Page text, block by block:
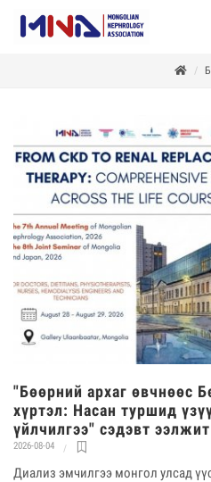
"Бөөрний архаг өвчнөөс
хүртэл: Насан туршид
үйлчилгээ" сэдэвт
2026-08-04
Диализ эмчилгээ монгол улсад